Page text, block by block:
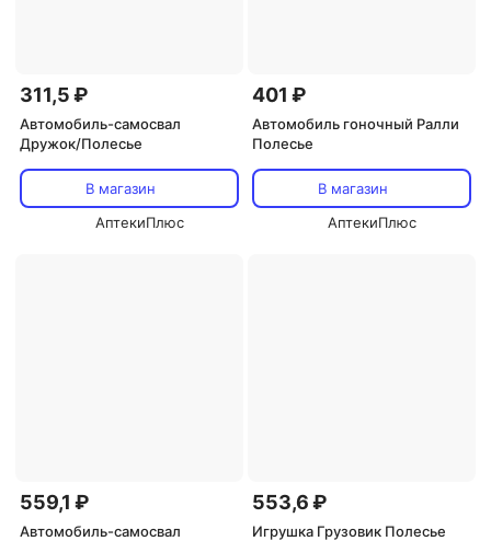
311,5 ₽
Автомобиль-самосвал
Дружок/Полесье
В магазин
АптекиПлюс
401 ₽
Автомобиль гоночный Ралли
Полесье
В магазин
АптекиПлюс
559,1 ₽
Автомобиль-самосвал
553,6 ₽
Игрушка Грузовик Полесье